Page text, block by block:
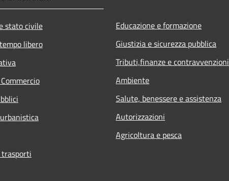
stato civile
libero
Educazione e formazione
Giustizia e sicurezza pubblica
Tributi,finanze e contravvenzioni
Ambiente
Salute, benessere e assistenza
Autorizzazioni
Agricoltura e pesca